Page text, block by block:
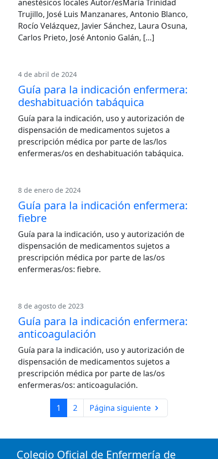
anestésicos locales Autor/esMaría Trinidad
Trujillo, José Luis Manzanares, Antonio Blanco,
Rocío Velázquez, Javier Sánchez, Laura Osuna,
Carlos Prieto, José Antonio Galán, […]
4 de abril de 2024
Guía para la indicación enfermera:
deshabituación tabáquica
Guía para la indicación, uso y autorización de
dispensación de medicamentos sujetos a
prescripción médica por parte de las/los
enfermeras/os en deshabituación tabáquica.
8 de enero de 2024
Guía para la indicación enfermera:
fiebre
Guía para la indicación, uso y autorización de
dispensación de medicamentos sujetos a
prescripción médica por parte de las/os
enfermeras/os: fiebre.
8 de agosto de 2023
Guía para la indicación enfermera:
anticoagulación
Guía para la indicación, uso y autorización de
dispensación de medicamentos sujetos a
prescripción médica por parte de las/os
enfermeras/os: anticoagulación.
1 2 Página siguiente
Colegio Oficial de Enfermería de